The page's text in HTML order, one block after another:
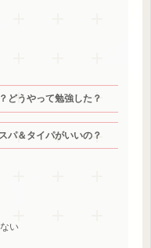
どうやって勉強した？
パ＆タイパがいいの？
い